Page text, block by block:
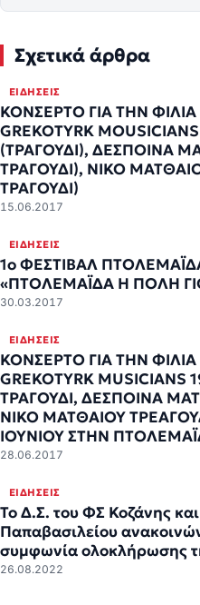
Σχετικά άρθρα
ΕΙΔΉΣΕΙΣ
ΚΟΝΣΕΡΤΟ ΓΙΑ ΤΗΝ
GREKOTYRK
(ΤΡΑΓΟΥΔΙ), ΔΕΣΠΟΙΝΑ
ΤΡΑΓΟΥΔΙ), ΝΙΚΟ
ΤΡΑΓΟΥΔΙ)
15.06.2017
ΕΙΔΉΣΕΙΣ
1o ΦΕΣΤΙΒΑΛ
«ΠΤΟΛΕΜΑΪΔΑ Η ΠΟΛΗ
30.03.2017
ΕΙΔΉΣΕΙΣ
ΚΟΝΣΕΡΤΟ ΓΙΑ ΤΗΝ
GREKOTYRK MUSICIANS
ΤΡΑΓΟΥΔΙ, ΔΕΣΠΟΙΝΑ
ΝΙΚΟ ΜΑΤΘΑΙΟΥ
ΙΟΥΝΙΟΥ ΣΤΗΝ
28.06.2017
ΕΙΔΉΣΕΙΣ
Το Δ.Σ. του ΦΣ Κοζάνης
Παπαβασιλείου
συμφωνία ολοκλήρωσης
26.08.2022